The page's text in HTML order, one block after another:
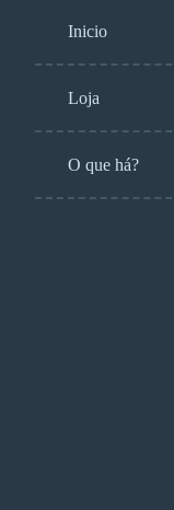
Inicio
Loja
O que há?